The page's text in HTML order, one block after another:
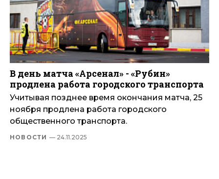
В день матча «Арсенал» - «Рубин»
продлена работа городского транспорта
Учитывая позднее время окончания матча, 25
ноября продлена работа городского
общественного транспорта.
НОВОСТИ — 24.11.2025